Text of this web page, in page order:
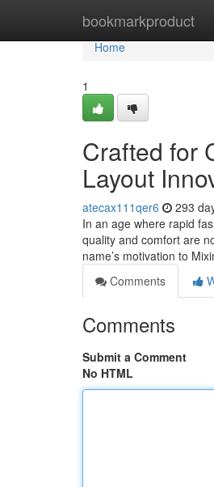
bookmarkproduct
Home
Home
1
Crafted for
Layout
atecax111qer6 293
In an age where rapid
quality and comfort are
name’s motivation to
Comments
Comments
Submit a Comment
No HTML